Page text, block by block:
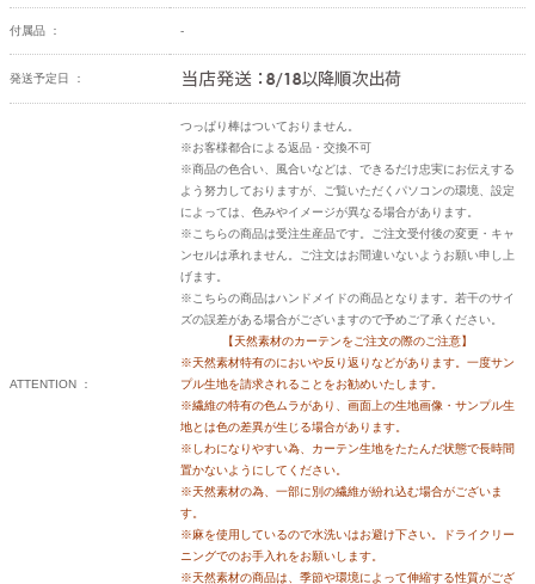
付属品 ： -
発送予定日 ：
ATTENTION ：
つっぱり棒はついておりません。
※お客様都合による返品・交換不可
※商品の色合い、風合いなどは、できるだけ忠実にお伝えする
よう努力しておりますが、ご覧いただくパソコンの環境、設定
によっては、色みやイメージが異なる場合があります。
※こちらの商品は受注生産品です。ご注文受付後の変更・キャ
ンセルは承れません。ご注文はお間違いないようお願い申し上
げます。
※こちらの商品はハンドメイドの商品となります。若干のサイ
ズの誤差がある場合がございますので予めご了承ください。
【天然素材のカーテンをご注文の際のご注意】
※天然素材特有のにおいや反り返りなどがあります。一度サン
プル生地を請求されることをお勧めいたします。
※繊維の特有の色ムラがあり、画面上の生地画像・サンプル生
地とは色の差異が生じる場合があります。
※しわになりやすい為、カーテン生地をたたんだ状態で長時間
置かないようにしてください。
※天然素材の為、一部に別の繊維が紛れ込む場合がございま
す。
※麻を使用しているので水洗いはお避け下さい。ドライクリー
ニングでのお手入れをお願いします。
※天然素材の商品は、季節や環境によって伸縮する性質がござ